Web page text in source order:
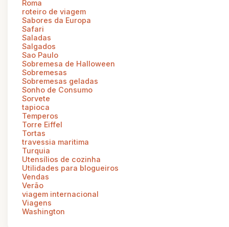
Roma
roteiro de viagem
Sabores da Europa
Safari
Saladas
Salgados
Sao Paulo
Sobremesa de Halloween
Sobremesas
Sobremesas geladas
Sonho de Consumo
Sorvete
tapioca
Temperos
Torre Eiffel
Tortas
travessia maritima
Turquia
Utensílios de cozinha
Utilidades para blogueiros
Vendas
Verão
viagem internacional
Viagens
Washington